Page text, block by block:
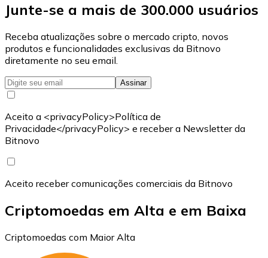
Junte-se a mais de 300.000 usuários
Receba atualizações sobre o mercado cripto, novos
produtos e funcionalidades exclusivas da Bitnovo
diretamente no seu email.
Assinar
Aceito a <privacyPolicy>Política de
Privacidade</privacyPolicy> e receber a Newsletter da
Bitnovo
Aceito receber comunicações comerciais da Bitnovo
Criptomoedas em Alta e em Baixa
Criptomoedas com Maior Alta